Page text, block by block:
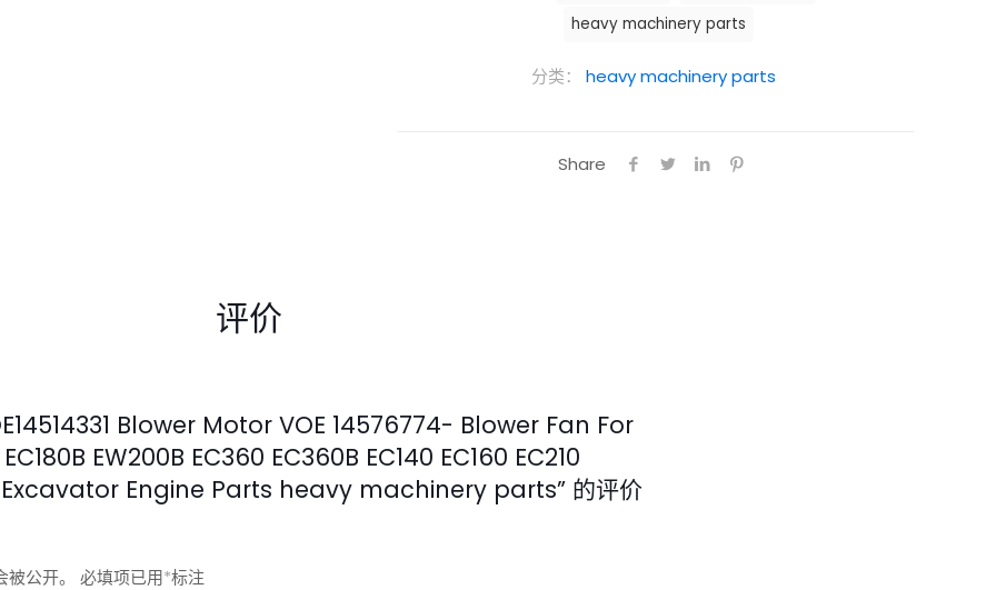
分类： heavy machinery parts
heavy machinery parts
Share
评价
Blower Motor VOE 14576774- Blower Fan For
EW200B EC360 EC360B EC140 EC160 EC210
Excavator Engine Parts heavy machinery parts” 的评价
公开。 必填项已用*标注